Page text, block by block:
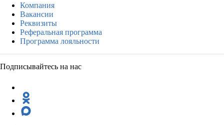
Компания
Вакансии
Реквизиты
Реферальная программа
Программа лояльности
Подписывайтесь на нас